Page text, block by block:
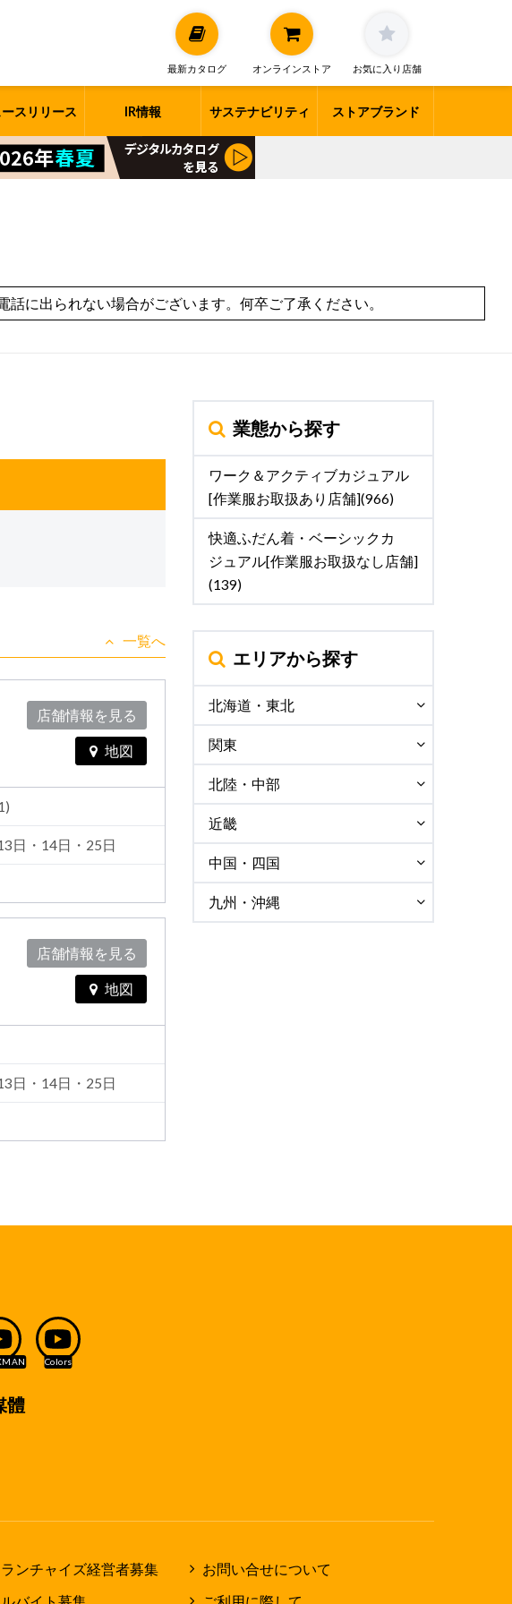
最新カタログ オンラインストア お気に入り店舗
スリリース IR情報 サステナビリティ ストアブランド
に出られない場合がございます。何卒ご了承ください。
一覧へ
日・14日・25日
店舗情報を見る
地図
日・14日・25日
店舗情報を見る
地図
業態から探す
ワーク＆アクティブカジュアル
[作業服お取扱あり店舗](966)
快適ふだん着・ベーシックカ
ジュアル[作業服お取扱なし店舗]
(139)
エリアから探す
北海道・東北
関東
北陸・中部
近畿
中国・四国
九州・沖縄
體
ンチャイズ経営者募集
お問い合せについて